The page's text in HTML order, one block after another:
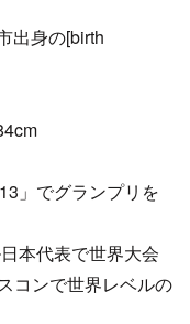
出身の[birth
」でグランプリを
本代表で世界大会
コンで世界レベルの